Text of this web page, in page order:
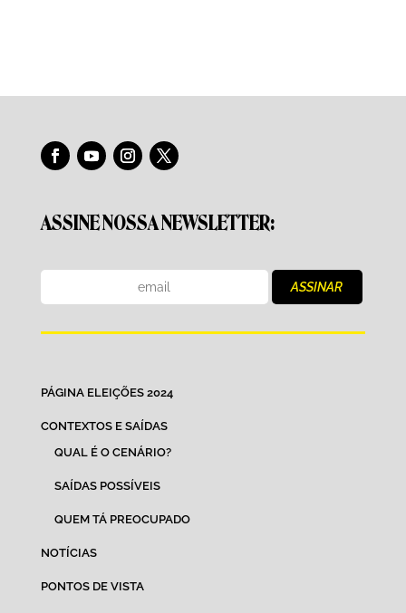
ASSINE NOSSA NEWSLETTER:
PÁGINA ELEIÇÕES 2024
CONTEXTOS E SAÍDAS
QUAL É O CENÁRIO?
SAÍDAS POSSÍVEIS
QUEM TÁ PREOCUPADO
NOTÍCIAS
PONTOS DE VISTA